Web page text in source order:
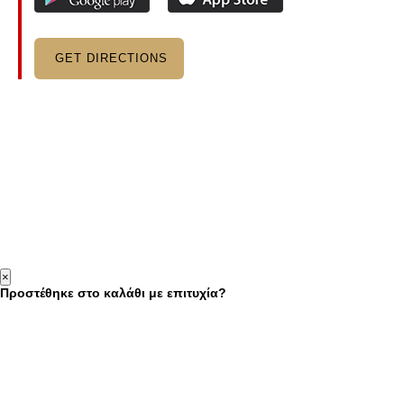
GET DIRECTIONS
×
Προστέθηκε στο καλάθι με επιτυχία?